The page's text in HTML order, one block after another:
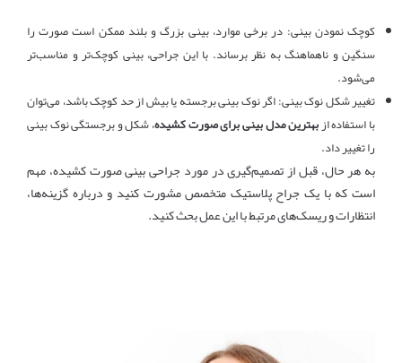
کوچک نمودن بینی: در برخی موارد، بینی بزرگ و بلند ممکن است صورت را
سنگین و ناهماهنگ به نظر برساند. با این جراحی، بینی کوچک‌تر و مناسب‌تر
می‌شود.
تغییر شکل نوک بینی: اگر نوک بینی برجسته یا بیش از حد کوچک باشد، می‌توان
با استفاده ازبهترین مدل بینی برای صورت کشیده، شکل و برجستگی نوک بینی
را تغییر داد.
به هر حال، قبل از تصمیم‌گیری در مورد جراحی بینی صورت کشیده، مهم
است که با یک جراح پلاستیک متخصص مشورت کنید و درباره گزینه‌ها،
انتظارات و ریسک‌های مرتبط با این عمل بحث کنید.